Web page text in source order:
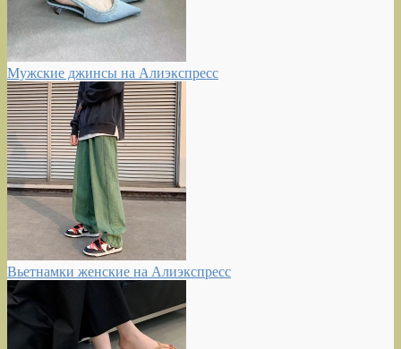
Мужские джинсы на Алиэкспресс
Вьетнамки женские на Алиэкспресс